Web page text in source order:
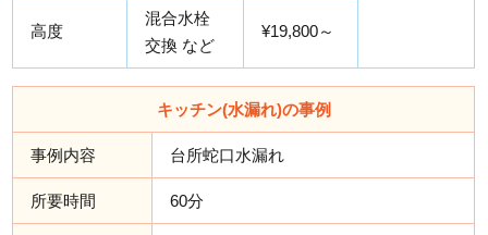
高度
混合水栓
交換 など
¥19,800～
キッチン(水漏れ)の事例
事例内容 台所蛇口水漏れ
所要時間 60分